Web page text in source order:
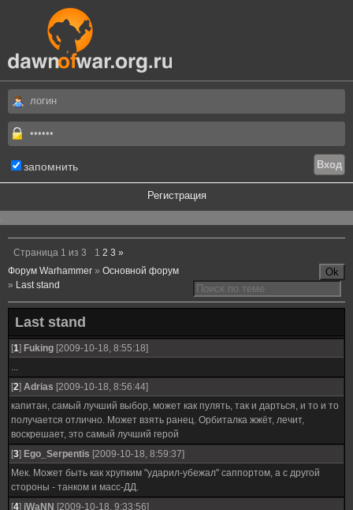
запомнить
Регистрация
.
Страница 1 из 3 1 2 3 »
Форум Warhammer » Основной форум
» Last stand
Last stand
[1] Fuking [2009-10-18, 8:55:18]
...
[2] Adrias [2009-10-18, 8:56:44]
капитан, самый лучший выбор, может как пулять, так и дарться, и то и то
получается отлично. Может взять ранец. Орбиталка жжёт, лечит,
воскрешает, это самый лучший герой
[3] Ego_Serpentis [2009-10-18, 8:59:37]
Мек. Может быть как хрупким "ударил-убежал" саппортом, а с другой
стороны - танком и масс-ДД.
[4] iWaNN [2009-10-18, 9:33:56]